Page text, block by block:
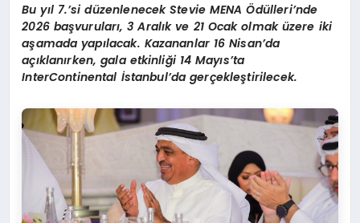
Bu yıl 7.’si düzenlenecek Stevie MENAÖdülleri’nde
2026 başvuruları, 3 Aralık ve 21 Ocak olmak üzere iki
aşamada yapılacak. Kazananlar 16 Nisan’da
açıklanırken, gala etkinliği 14 Mayıs’ta
InterContinental İstanbul’da gerçekleştirilecek.